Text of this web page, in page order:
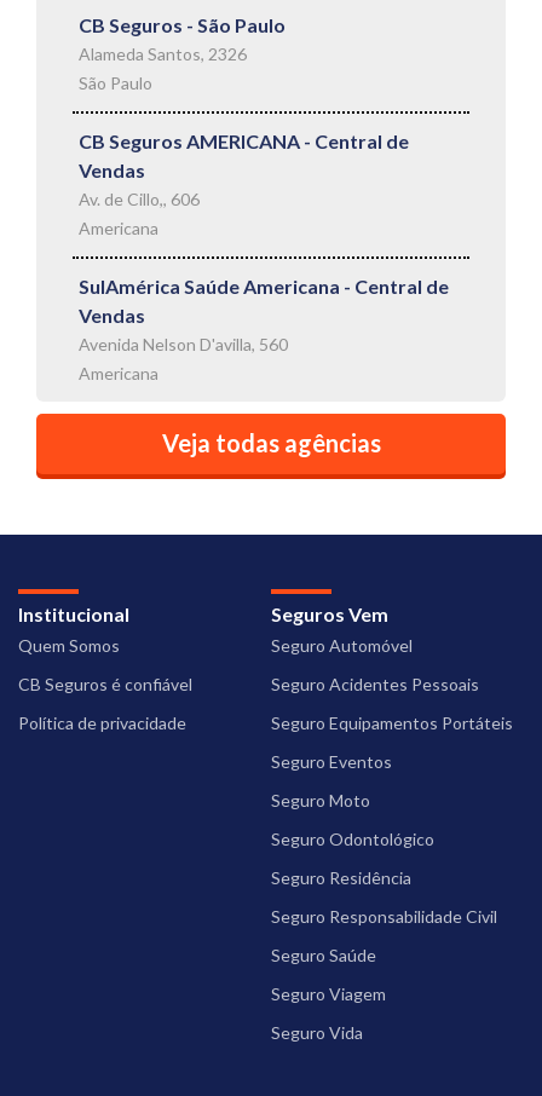
CB Seguros - São Paulo
Alameda Santos, 2326
São Paulo
CB Seguros AMERICANA - Central de
Vendas
Av. de Cillo,, 606
Americana
SulAmérica Saúde Americana - Central de
Vendas
Avenida Nelson D'avilla, 560
Americana
Veja todas agências
Institucional
Quem Somos
CB Seguros é confiável
Política de privacidade
Seguros Vem
Seguro Automóvel
Seguro Acidentes Pessoais
Seguro Equipamentos Portáteis
Seguro Eventos
Seguro Moto
Seguro Odontológico
Seguro Residência
Seguro Responsabilidade Civil
Seguro Saúde
Seguro Viagem
Seguro Vida